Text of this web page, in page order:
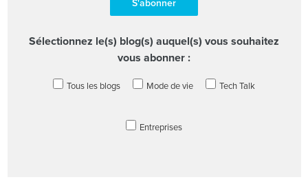
Sélectionnez le(s) blog(s) auquel(s) vous souhaitez
vous abonner :
Tous les blogs Mode de vie Tech Talk
Entreprises